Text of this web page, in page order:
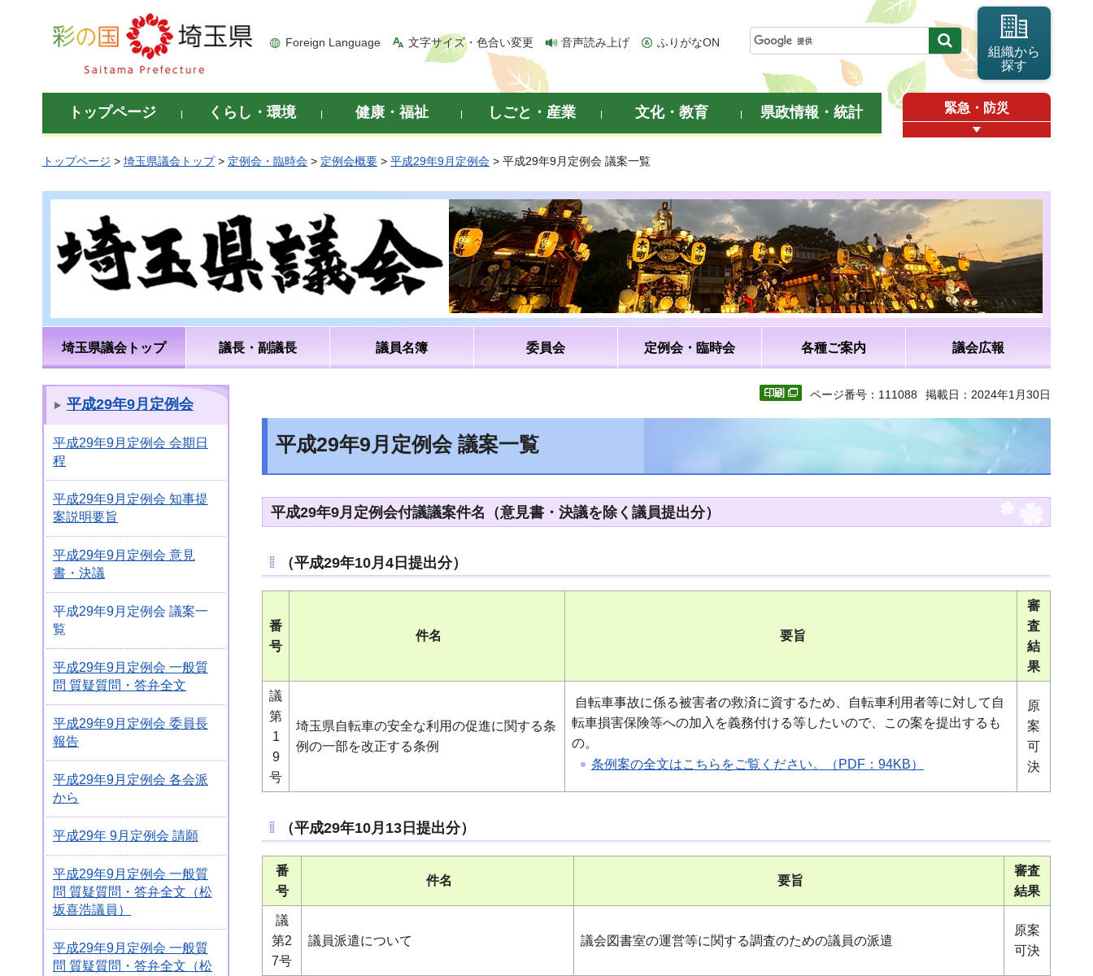
彩の国 埼玉県
Foreign Language 文字サイズ・色合い変更 音声読み上げ ふりがなON
組織から
探す
トップページ くらし・環境 健康・福祉 しごと・産業 文化・教育 県政情報・統計 緊急・防災
トップページ > 埼玉県議会トップ> 定例会・臨時会 > 定例会概要 > 平成29年9月定例会 > 平成29年9月定例会 議案一覧
埼玉県議会トップ 議長・副議長 議員名簿 委員会 定例会・臨時会 各種ご案内 議会広報
平成29年9月定例会
平成29年9月定例会 会期日
程
平成29年9月定例会 知事提
案説明要旨
平成29年9月定例会 意見
書・決議
平成29年9月定例会 議案一
覧
平成29年9月定例会 一般質
問 質疑質問・答弁全文
平成29年9月定例会 委員長
報告
平成29年9月定例会 各会派
から
平成29年 9月定例会 請願
平成29年9月定例会 一般質
問 質疑質問・答弁全文（松
坂喜浩議員）
平成29年9月定例会 一般質
問 質疑質問・答弁全文（松
ページ番号：111088 掲載日：2024年1月30日
平成29年9月定例会 議案一覧
平成29年9月定例会付議議案件名（意見書・決議を除く議員提出分）
（平成29年10月4日提出分）
番
号
件名 要旨
審
査
結
果
議
第
1
9
号
埼玉県自転車の安全な利用の促進に関する条
例の一部を改正する条例
自転車事故に係る被害者の救済に資するため、自転車利用者等に対して自
転車損害保険等への加入を義務付ける等したいので、この案を提出するも
の。
条例案の全文はこちらをご覧ください。（PDF：94KB）
原
案
可
決
（平成29年10月13日提出分）
番
号
件名 要旨
審査
結果
議
第2
7号
議員派遣について 議会図書室の運営等に関する調査のための議員の派遣
原案
可決